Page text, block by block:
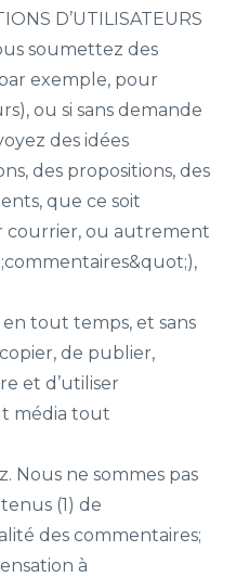
D’UTILISATEURS
soumettez des
exemple, pour
ou si sans demande
des idées
des propositions, des
que ce soit
courrier, ou autrement
tout temps, et sans
de publier,
et d’utiliser
média tout
Nous ne sommes pas
(1) de
des commentaires;
à